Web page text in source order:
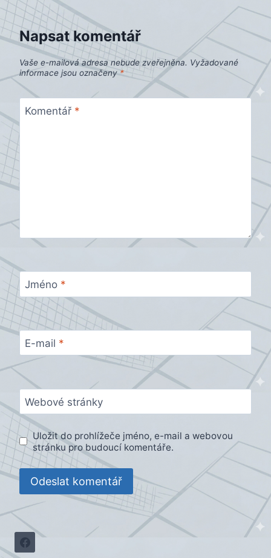
příspěvek
Napsat komentář
Vaše e-mailová adresa nebude zveřejněna. Vyžadované
informace jsou označeny*
Komentář *
Jméno *
E-mail *
Webové stránky
Uložit do prohlížeče jméno, e-mail a webovou
stránku pro budoucí komentáře.